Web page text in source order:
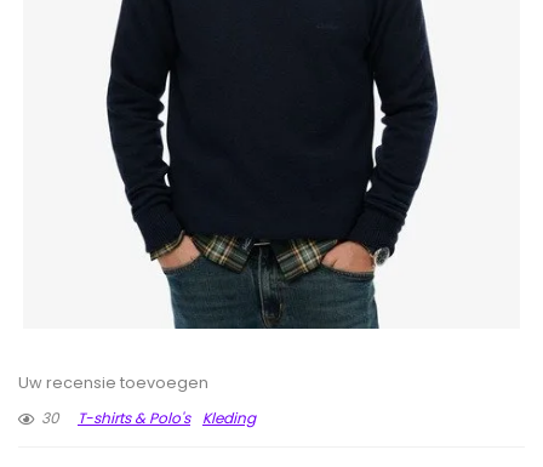
Uw recensie toevoegen
30
T-shirts & Polo's Kleding